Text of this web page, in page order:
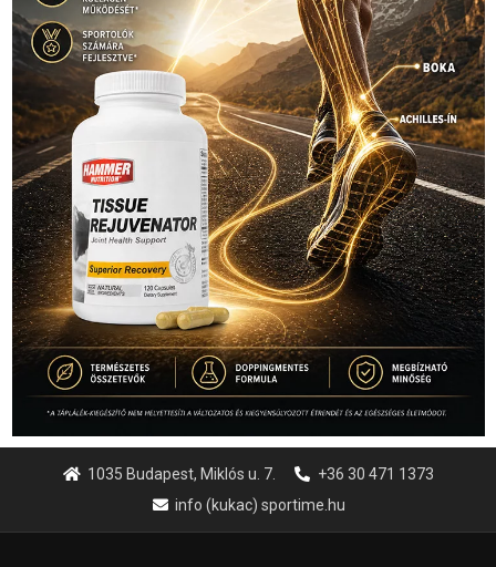
1035 Budapest, Miklós u. 7.
+36 30 471 1373
info (kukac) sportime.hu